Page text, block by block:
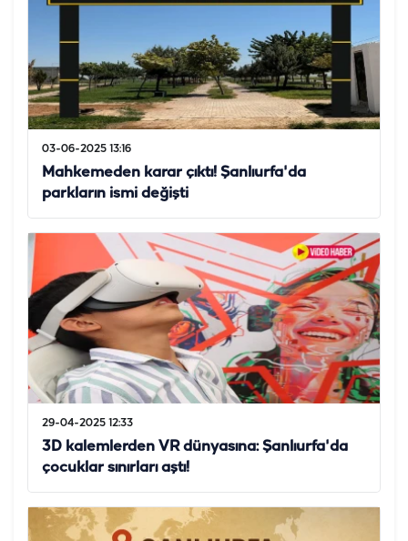
03-06-2025 13:16
Mahkemeden karar çıktı! Şanlıurfa'da
parkların ismi değişti
29-04-2025 12:33
3D kalemlerden VR dünyasına: Şanlıurfa'da
çocuklar sınırları aştı!